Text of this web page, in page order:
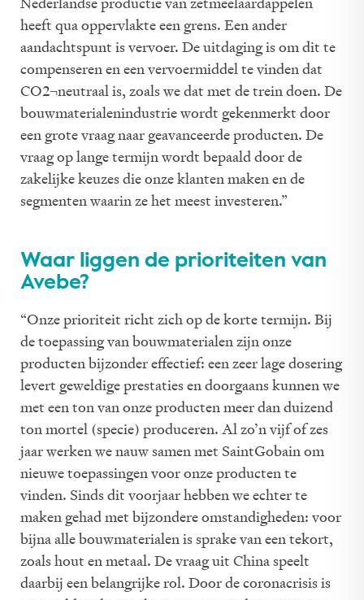
heeft qua oppervlakte een grens. Een ander
aandachtspunt is vervoer. De uitdaging is om dit te
compenseren en een vervoermiddel te vinden dat
CO2¬neutraal is, zoals we dat met de trein doen. De
bouwmaterialenindustrie wordt gekenmerkt door
een grote vraag naar geavanceerde producten. De
vraag op lange termijn wordt bepaald door de
zakelijke keuzes die onze klanten maken en de
segmenten waarin ze het meest investeren.”
Waar liggen de prioriteiten van
Avebe?
“Onze prioriteit richt zich op de korte termijn. Bij
de toepassing van bouwmaterialen zijn onze
producten bijzonder effectief: een zeer lage dosering
levert geweldige prestaties en doorgaans kunnen we
met een ton van onze producten meer dan duizend
ton mortel (specie) produceren. Al zo’n vijf of zes
jaar werken we nauw samen met Saint­Gobain om
nieuwe toepassingen voor onze producten te
vinden. Sinds dit voorjaar hebben we echter te
maken gehad met bijzondere omstandigheden: voor
bijna alle bouwmaterialen is sprake van een tekort,
zoals hout en metaal. De vraag uit China speelt
daarbij een belangrijke rol. Door de coronacrisis is